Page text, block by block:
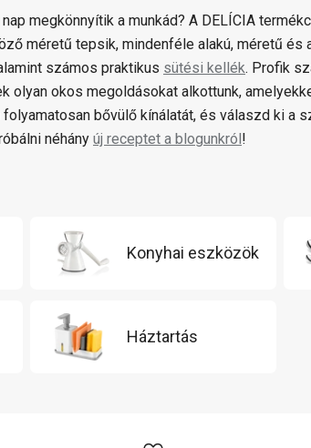
megkönnyítik a munkád? A DELÍCIA
méretű tepsik, mindenféle alakú, méretű és
számos praktikus sütési kellék. Profik
olyan okos megoldásokat alkottunk,
bővülő kínálatát, és válaszd ki a
néhány új receptet a blogunkról!
Konyhai eszközök
Háztartás